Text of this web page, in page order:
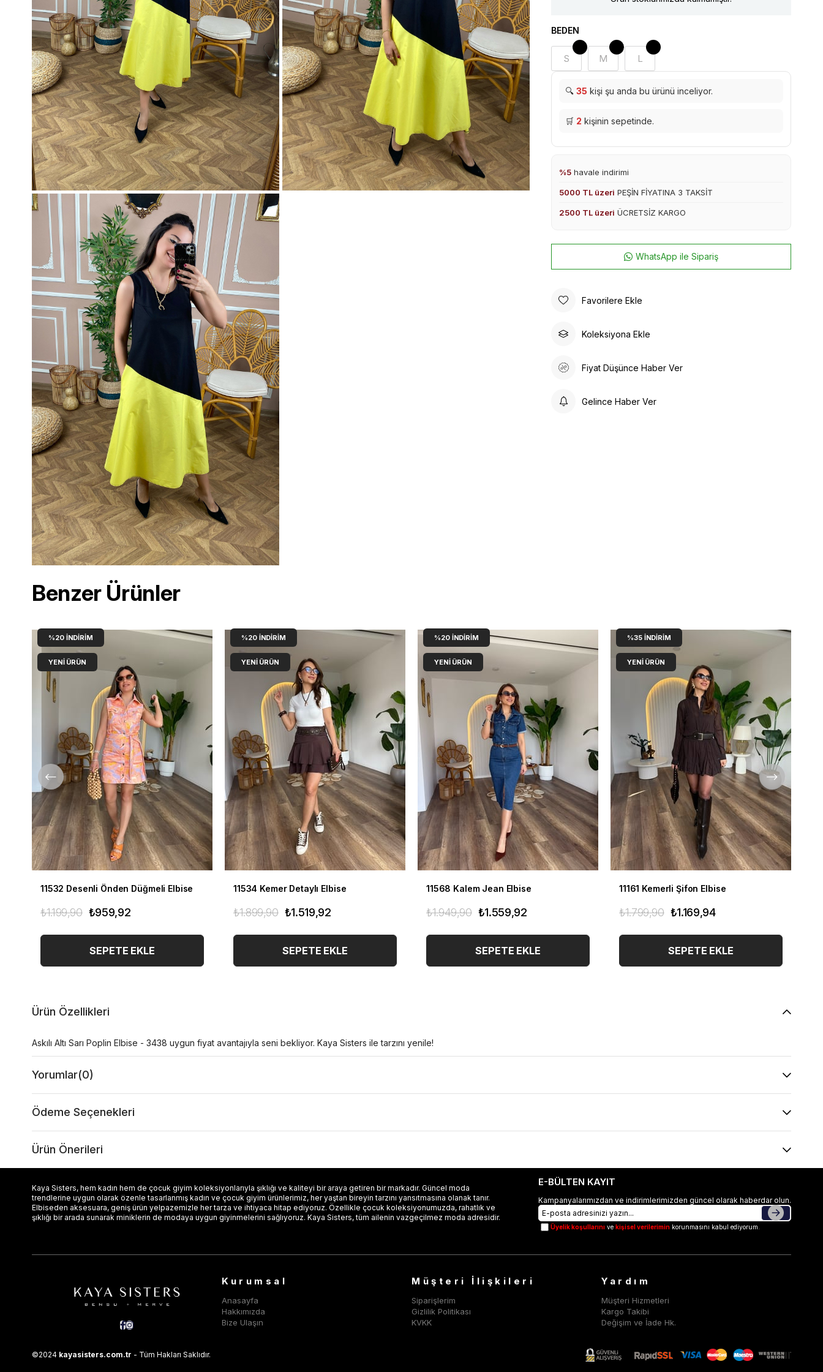
BEDEN
S M L
🔍35 kişi şu anda bu ürünü inceliyor.
🛒 2 kişinin sepetinde.
%5 havale indirimi
5000 TL üzeri PEŞİN FİYATINA 3 TAKSİT
2500 TL üzeri ÜCRETSİZ KARGO
WhatsApp ile Sipariş
Favorilere Ekle
Koleksiyona Ekle
Fiyat Düşünce Haber Ver
Gelince Haber Ver
Benzer Ürünler
11532 Desenli Önden Düğmeli Elbise
₺959,92
₺1.199,90
SEPETE EKLE
%20 İNDIRIM
YENI ÜRÜN
11534 Kemer Detaylı Elbise
₺1.519,92
₺1.899,90
SEPETE EKLE
%20 İNDIRIM
YENI ÜRÜN
11568 Kalem Jean Elbise
₺1.559,92
₺1.949,90
SEPETE EKLE
%20 İNDIRIM
YENI ÜRÜN
11161 Kemerli Şifon Elbise
₺1.169,94
₺1.799,90
SEPETE EKLE
%35 İNDIRIM
YENI ÜRÜN
Ürün Özellikleri
Askılı Altı Sarı Poplin Elbise - 3438 uygun fiyat avantajıyla seni bekliyor. Kaya Sisters ile tarzını yenile!
Yorumlar(0)
Ödeme Seçenekleri
Ürün Önerileri
Kaya Sisters, hem kadın hem de çocuk giyim koleksiyonlarıyla şıklığı ve kaliteyi bir araya getiren bir markadır. Güncel moda
trendlerine uygun olarak özenle tasarlanmış kadın ve çocuk giyim ürünlerimiz, her yaştan bireyin tarzını yansıtmasına olanak tanır.
Elbiseden aksesuara, geniş ürün yelpazemizle her tarza ve ihtiyaca hitap ediyoruz. Özellikle çocuk koleksiyonumuzda, rahatlık ve
şıklığı bir arada sunarak miniklerin de modaya uygun giyinmelerini sağlıyoruz. Kaya Sisters, tüm ailenin vazgeçilmez moda adresidir.
E-BÜLTEN KAYIT
Kampanyalarımızdan ve indirimlerimizden güncel olarak haberdar olun.
Üyelik koşullarınıve kişisel verileriminkorunmasını kabul ediyorum.
Kurumsal
Anasayfa
Hakkımızda
Bize Ulaşın
Müşteri İlişkileri
Siparişlerim
Gizlilik Politikası
KVKK
Yardım
Müşteri Hizmetleri
Kargo Takibi
Değişim ve İade Hk.
©2024 kayasisters.com.tr - Tüm Hakları Saklıdır.